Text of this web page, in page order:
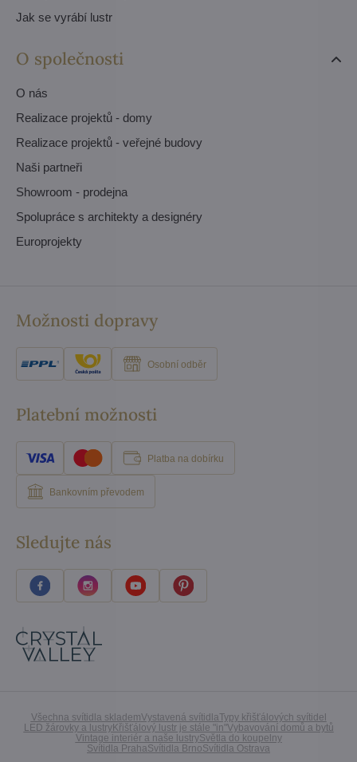
Jak se vyrábí lustr
O společnosti
O nás
Realizace projektů - domy
Realizace projektů - veřejné budovy
Naši partneři
Showroom - prodejna
Spolupráce s architekty a designéry
Europrojekty
Možnosti dopravy
Osobní odběr
Platební možnosti
Platba na dobírku
Bankovním převodem
Sledujte nás
Všechna svítidla sklademVystavená svítidlaTypy křišťálových svítidel
LED žárovky a lustryKřišťálový lustr je stále "in"Vybavování domů a bytů
Vintage interiér a naše lustrySvětla do koupelny
Svítidla PrahaSvítidla BrnoSvítidla Ostrava